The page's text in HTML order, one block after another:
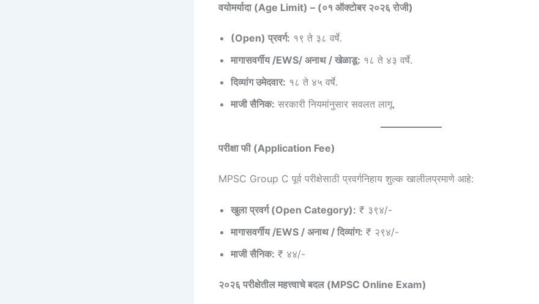
वयोमर्यादा (Age Limit) – (०१ ऑक्टोबर २०२६ रोजी)
(Open) प्रवर्ग: १९ ते ३८ वर्षे.
मागासवर्गीय /EWS/ अनाथ / खेळाडू: १८ ते ४३ वर्षे.
दिव्यांग उमेदवार: १८ ते ४५ वर्षे.
माजी सैनिक: सरकारी नियमांनुसार सवलत लागू.
परीक्षा फी (Application Fee)
MPSC Group C पूर्व परीक्षेसाठी प्रवर्गनिहाय शुल्क खालीलप्रमाणे आहे:
खुला प्रवर्ग (Open Category): ₹ ३९४/-
मागासवर्गीय /EWS / अनाथ / दिव्यांग: ₹ २९४/-
माजी सैनिक: ₹ ४४/-
२०२६ परीक्षेतील महत्त्वाचे बदल (MPSC Online Exam)